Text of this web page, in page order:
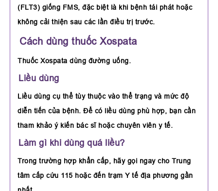
(FLT3) giống FMS, đặc biệt là khi bệnh tái phát hoặc
không cải thiện sau các lần điều trị trước.
Cách dùng thuốc Xospata
Thuốc Xospata dùng đường uống.
Liều dùng
Liều dùng cụ thể tùy thuộc vào thể trạng và mức độ
diễn tiến của bệnh. Để có liều dùng phù hợp, bạn cần
tham khảo ý kiến bác sĩ hoặc chuyên viên y tế.
Làm gì khi dùng quá liều?
Trong trường hợp khẩn cấp, hãy gọi ngay cho Trung
tâm cấp cứu 115 hoặc đến trạm Y tế địa phương gần